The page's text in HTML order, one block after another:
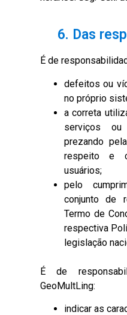
6. Das
É de
defeitos ou
no próprio
a correta
serviços ou
prezando
respeito e
usuários;
pelo
conjunto de
Termo de
respectiva
legislação
É de
GeoMultLing:
indicar as